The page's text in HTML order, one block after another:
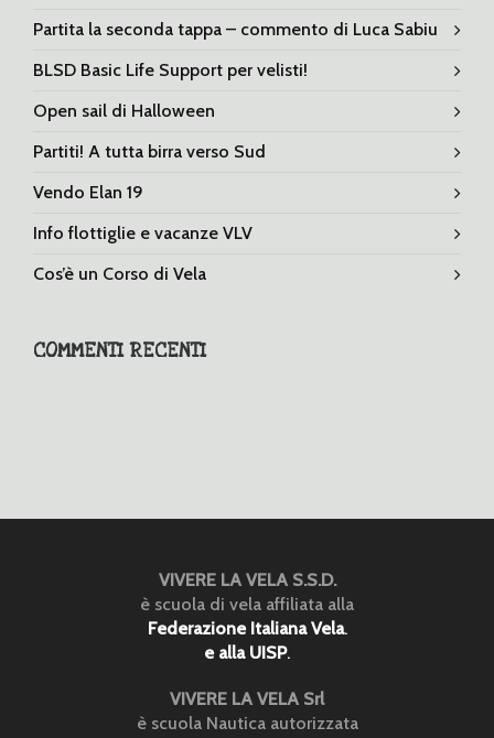
Partita la seconda tappa – commento di Luca Sabiu
BLSD Basic Life Support per velisti!
Open sail di Halloween
Partiti! A tutta birra verso Sud
Vendo Elan 19
Info flottiglie e vacanze VLV
Cos’è un Corso di Vela
COMMENTI RECENTI
VIVERE LA VELA S.S.D.
è scuola di vela affiliata alla
Federazione Italiana Vela.
e alla UISP.
VIVERE LA VELA Srl
è scuola Nautica autorizzata